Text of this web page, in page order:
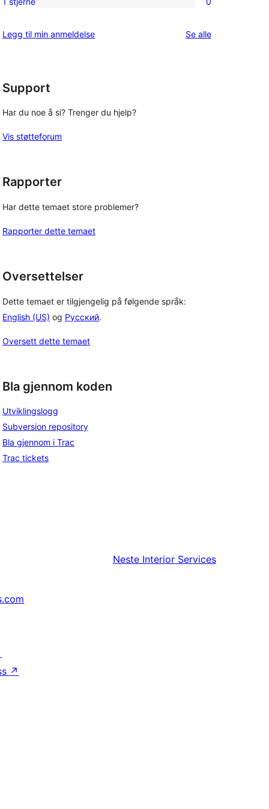
reviews
0
star
Legg til min anmeldelse Se alleomtalene
Support
Har du noe å si? Trenger du hjelp?
Vis støtteforum
Rapporter
Har dette temaet store problemer?
Rapporter dette temaet
Oversettelser
Dette temaet er tilgjengelig på følgende språk:
English (US) og Русский.
Oversett dette temaet
Bla gjennom koden
Utviklingslogg
Subversion repository
Bla gjennom i Trac
Trac tickets
Neste Interior Services
↗